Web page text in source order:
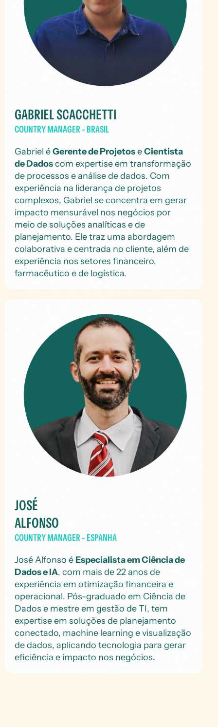
GABRIEL SCACCHETTI
COUNTRY MANAGER - BRASIL
Gabriel éGerente de ProjetoseCientista
de Dadoscom expertise em transformação
de processos e análise de dados. Com
experiência na liderança de projetos
complexos, Gabriel se concentra em gerar
impacto mensurável nos negócios por
meio de soluções analíticas e de
planejamento. Ele traz uma abordagem
colaborativa e centrada no cliente, além de
experiência nos setores financeiro,
farmacêutico e de logística.
JOSÉ
ALFONSO
COUNTRY MANAGER - ESPANHA
José Alfonso éEspecialista em Ciência de
Dados e IA, com mais de 22 anos de
experiência em otimização financeira e
operacional. Pós-graduado em Ciência de
Dados e mestre em gestão de TI, tem
expertise em soluções de planejamento
conectado, machine learning e visualização
de dados, aplicando tecnologia para gerar
eficiência e impacto nos negócios.